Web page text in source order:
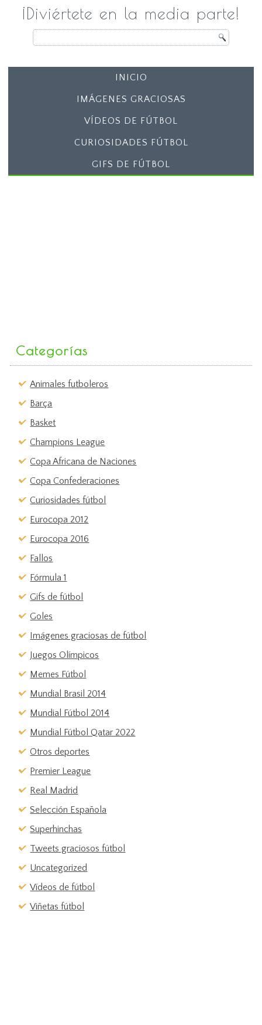
¡Diviértete en la media parte!
INICIO
IMÁGENES GRACIOSAS
VÍDEOS DE FÚTBOL
CURIOSIDADES FÚTBOL
GIFS DE FÚTBOL
Categorías
Animales futboleros
Barça
Basket
Champions League
Copa Africana de Naciones
Copa Confederaciones
Curiosidades fútbol
Eurocopa 2012
Eurocopa 2016
Fallos
Fórmula 1
Gifs de fútbol
Goles
Imágenes graciosas de fútbol
Juegos Olímpicos
Memes Fútbol
Mundial Brasil 2014
Mundial Fútbol 2014
Mundial Fútbol Qatar 2022
Otros deportes
Premier League
Real Madrid
Selección Española
Superhinchas
Tweets graciosos fútbol
Uncategorized
Vídeos de fútbol
Viñetas fútbol